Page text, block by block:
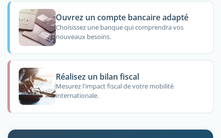
Ouvrez un compte bancaire adapté
Choisissez une banque qui comprendra vos
nouveaux besoins.
Réalisez un bilan fiscal
Mesurez l'impact fiscal de votre mobilité
internationale.